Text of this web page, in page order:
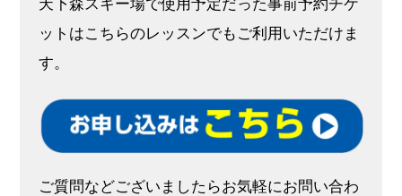
天下森スキー場で使用予定だった事前予約チケ
ットはこちらのレッスンでもご利用いただけま
す。
ご質問などございましたらお気軽にお問い合わ